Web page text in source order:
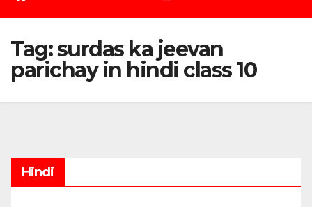
Tag:surdas ka jeevan
parichay in hindi class 10
Hindi